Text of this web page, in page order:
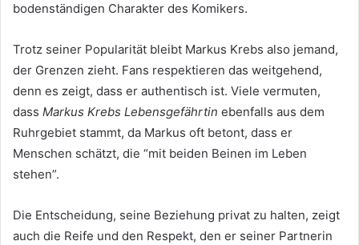
bodenständigen Charakter des Komikers.
Trotz seiner Popularität bleibt Markus Krebs also jemand,
der Grenzen zieht. Fans respektieren das weitgehend,
denn es zeigt, dass er authentisch ist. Viele vermuten,
dass Markus Krebs Lebensgefährtin ebenfalls aus dem
Ruhrgebiet stammt, da Markus oft betont, dass er
Menschen schätzt, die “mit beiden Beinen im Leben
stehen”.
Die Entscheidung, seine Beziehung privat zu halten, zeigt
auch die Reife und den Respekt, den er seiner Partnerin